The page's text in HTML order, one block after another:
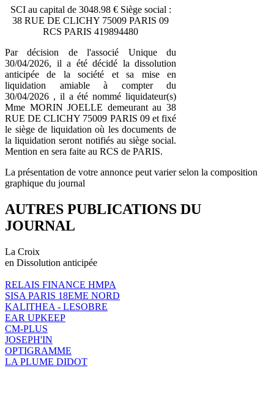
SCI au capital de 3048.98 € Siège social :
38 RUE DE CLICHY 75009 PARIS 09
RCS PARIS 419894480
Par décision de l'associé Unique du
30/04/2026, il a été décidé la dissolution
anticipée de la société et sa mise en
liquidation amiable à compter du
30/04/2026 , il a été nommé liquidateur(s)
Mme MORIN JOELLE demeurant au 38
RUE DE CLICHY 75009 PARIS 09 et fixé
le siège de liquidation où les documents de
la liquidation seront notifiés au siège social.
Mention en sera faite au RCS de PARIS.
La présentation de votre annonce peut varier selon la composition
graphique du journal
AUTRES PUBLICATIONS DU
JOURNAL
La Croix
en Dissolution anticipée
RELAIS FINANCE HMPA
SISA PARIS 18EME NORD
KALITHEA - LESOBRE
EAR UPKEEP
CM-PLUS
JOSEPH'IN
OPTIGRAMME
LA PLUME DIDOT